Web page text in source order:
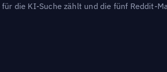
die KI-Suche zählt und die fünf Reddit-